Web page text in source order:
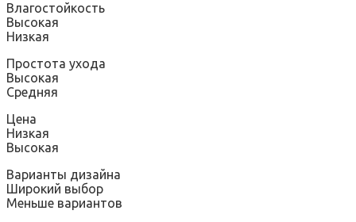
Влагостойкость
Высокая
Низкая
Простота ухода
Высокая
Средняя
Цена
Низкая
Высокая
Варианты дизайна
Широкий выбор
Меньше вариантов